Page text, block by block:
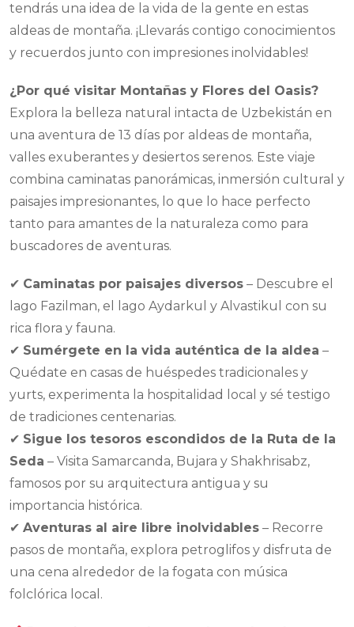
tendrás una idea de la vida de la gente en estas
aldeas de montaña. ¡Llevarás contigo conocimientos
y recuerdos junto con impresiones inolvidables!
¿Por qué visitar Montañas y Flores del Oasis?
Explora la belleza natural intacta de Uzbekistán en
una aventura de 13 días por aldeas de montaña,
valles exuberantes y desiertos serenos. Este viaje
combina caminatas panorámicas, inmersión cultural y
paisajes impresionantes, lo que lo hace perfecto
tanto para amantes de la naturaleza como para
buscadores de aventuras.
✔ Caminatas por paisajes diversos – Descubre el
lago Fazilman, el lago Aydarkul y Alvastikul con su
rica flora y fauna.
✔ Sumérgete en la vida auténtica de la aldea –
Quédate en casas de huéspedes tradicionales y
yurts, experimenta la hospitalidad local y sé testigo
de tradiciones centenarias.
✔ Sigue los tesoros escondidos de la Ruta de la
Seda – Visita Samarcanda, Bujara y Shakhrisabz,
famosos por su arquitectura antigua y su
importancia histórica.
✔ Aventuras al aire libre inolvidables – Recorre
pasos de montaña, explora petroglifos y disfruta de
una cena alrededor de la fogata con música
folclórica local.